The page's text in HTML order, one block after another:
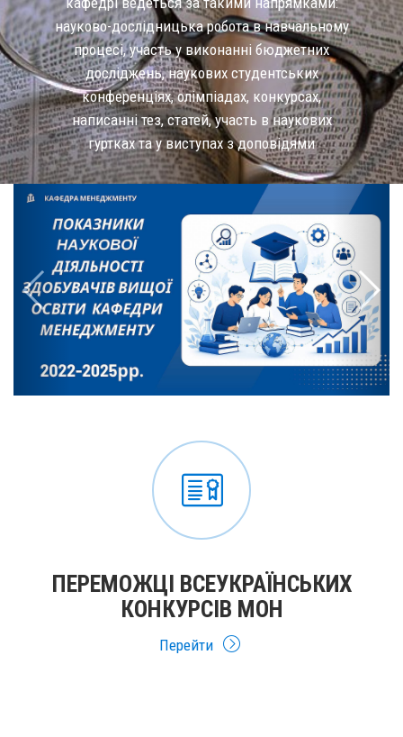
науково-дослідницька робота в навчальному
процесі, участь у виконанні бюджетних
досліджень, наукових студентських
конференціях, олімпіадах, конкурсах,
написанні тез, статей, участь в наукових
гуртках та у виступах з доповідями
ПЕРЕМОЖЦІ ВСЕУКРАЇНСЬКИХ
КОНКУРСІВ МОН
Перейти